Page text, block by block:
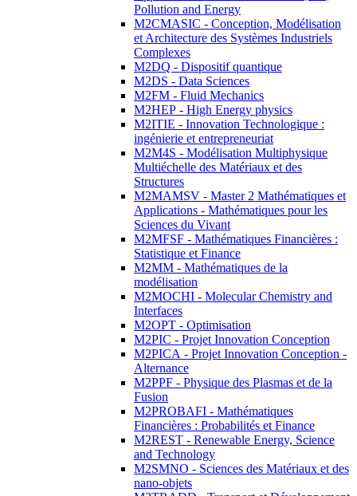
Pollution and Energy
M2CMASIC - Conception, Modélisation
et Architecture des Systèmes Industriels
Complexes
M2DQ - Dispositif quantique
M2DS - Data Sciences
M2FM - Fluid Mechanics
M2HEP - High Energy physics
M2ITIE - Innovation Technologique :
ingénierie et entrepreneuriat
M2M4S - Modélisation Multiphysique
Multiéchelle des Matériaux et des
Structures
M2MAMSV - Master 2 Mathématiques et
Applications - Mathématiques pour les
Sciences du Vivant
M2MFSF - Mathématiques Financières :
Statistique et Finance
M2MM - Mathématiques de la
modélisation
M2MOCHI - Molecular Chemistry and
Interfaces
M2OPT - Optimisation
M2PIC - Projet Innovation Conception
M2PICA - Projet Innovation Conception -
Alternance
M2PPF - Physique des Plasmas et de la
Fusion
M2PROBAFI - Mathématiques
Financières : Probabilités et Finance
M2REST - Renewable Energy, Science
and Technology
M2SMNO - Sciences des Matériaux et des
nano-objets